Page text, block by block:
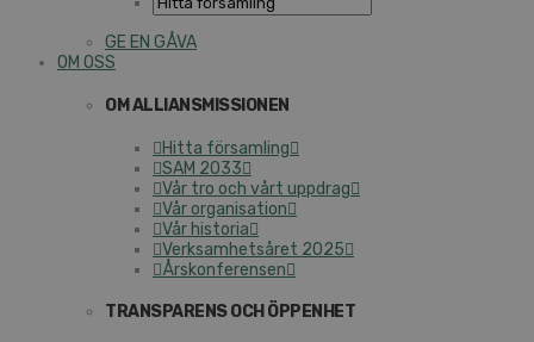
GE EN GÅVA
OM OSS
OM ALLIANSMISSIONEN
Hitta församling
SAM 2033
Vår tro och vårt uppdrag
Vår organisation
Vår historia
Verksamhetsåret 2025
Årskonferensen
TRANSPARENS OCH ÖPPENHET